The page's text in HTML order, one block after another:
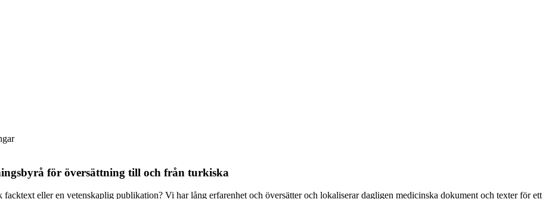
för översättning till och från turkiska
eller en vetenskaplig publikation? Vi har lång erfarenhet och översätter och lokaliserar dagligen medicinska dokument och texter för ett